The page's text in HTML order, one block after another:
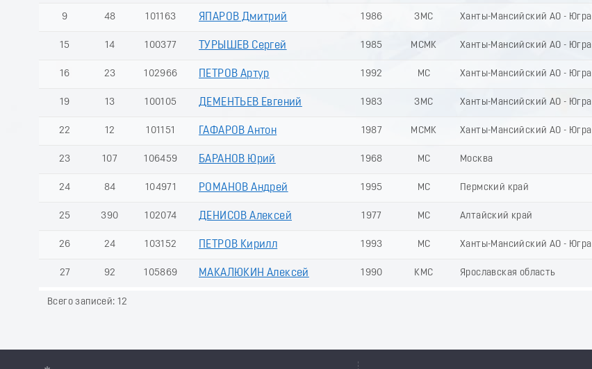
9 48 101163 ЯПАРОВ Дмитрий 1986 ЗМС Ханты-Мансийский АО - Югра
15 14 100377 ТУРЫШЕВ Сергей 1985 МСМК Ханты-Мансийский АО - Югра
16 23 102966 ПЕТРОВ Артур 1992 МС Ханты-Мансийский АО - Югра
19 13 100105 ДЕМЕНТЬЕВ Евгений 1983 ЗМС Ханты-Мансийский АО - Югра
22 12 101151 ГАФАРОВ Антон 1987 МСМК Ханты-Мансийский АО - Югра
23 107 106459 БАРАНОВ Юрий 1968 МС Москва
24 84 104971 РОМАНОВ Андрей 1995 МС Пермский край
25 390 102074 ДЕНИСОВ Алексей 1977 МС Алтайский край
26 24 103152 ПЕТРОВ Кирилл 1993 МС Ханты-Мансийский АО - Югра
27 92 105869 МАКАЛЮКИН Алексей 1990 КМС Ярославская область
Всего записей: 12